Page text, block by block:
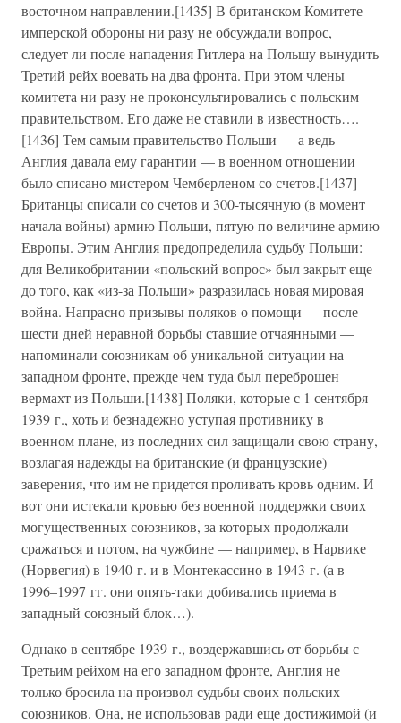
восточном направлении.[1435] В британском Комитете
имперской обороны ни разу не обсуждали вопрос,
следует ли после нападения Гитлера на Польшу вынудить
Третий рейх воевать на два фронта. При этом члены
комитета ни разу не проконсультировались с польским
правительством. Его даже не ставили в известность….
[1436] Тем самым правительство Польши — а ведь
Англия давала ему гарантии — в военном отношении
было списано мистером Чемберленом со счетов.[1437]
Британцы списали со счетов и 300-тысячную (в момент
начала войны) армию Польши, пятую по величине армию
Европы. Этим Англия предопределила судьбу Польши:
для Великобритании «польский вопрос» был закрыт еще
до того, как «из-за Польши» разразилась новая мировая
война. Напрасно призывы поляков о помощи — после
шести дней неравной борьбы ставшие отчаянными —
напоминали союзникам об уникальной ситуации на
западном фронте, прежде чем туда был переброшен
вермахт из Польши.[1438] Поляки, которые с 1 сентября
1939 г., хоть и безнадежно уступая противнику в
военном плане, из последних сил защищали свою страну,
возлагая надежды на британские (и французские)
заверения, что им не придется проливать кровь одним. И
вот они истекали кровью без военной поддержки своих
могущественных союзников, за которых продолжали
сражаться и потом, на чужбине — например, в Нарвике
(Норвегия) в 1940 г. и в Монтекассино в 1943 г. (а в
1996–1997 гг. они опять-таки добивались приема в
западный союзный блок…).
Однако в сентябре 1939 г., воздержавшись от борьбы с
Третьим рейхом на его западном фронте, Англия не
только бросила на произвол судьбы своих польских
союзников. Она, не использовав ради еще достижимой (и